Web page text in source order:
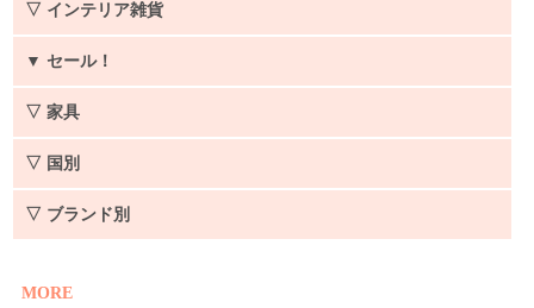
▽ インテリア雑貨
▼ セール！
▽ 家具
▽ 国別
▽ ブランド別
MORE